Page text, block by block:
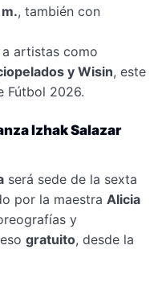
, también con
artistas como
y Wisin, este
Fútbol 2026.
Izhak Salazar
será sede de la sexta
por la maestra Alicia
y
gratuito, desde la